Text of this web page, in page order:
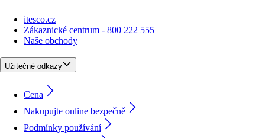
itesco.cz
Zákaznické centrum - 800 222 555
Naše obchody
Užitečné odkazy
Cena
Nakupujte online bezpečně
Podmínky používání